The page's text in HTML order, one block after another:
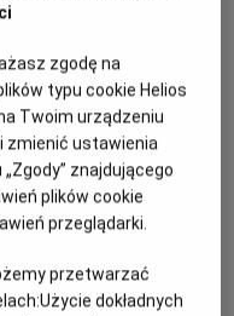
Kuwabara, Masahiro
Kenjiro Tsuda
i jego przyjaciele
się Aigami –
zachowanie
Kaiba
Milenijnej
pojedynku…
zgodę na
typu cookie Helios
Twoim urządzeniu
zmienić ustawienia
znajdującego
plików cookie
przeglądarki.
przetwarzać
Użycie dokładnych